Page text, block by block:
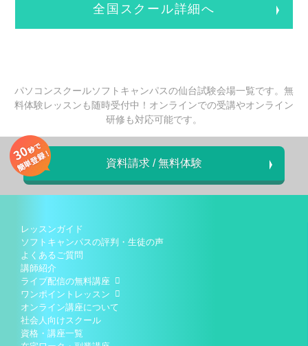
全国スクール詳細へ
パソコンスクールソフトキャンパスの仙台試験会場一覧です。無
料体験レッスンも随時受付中！オンラインでの受講やオンライン
研修も対応可能です。
資料請求 / 無料体験
レッスンガイド
ソフトキャンパスの評判・生徒の声
よくあるご質問
講師紹介
ライブ配信の無料講座
ワンポイントレッスン
オンライン講座について
社会人向けスクール
資格・講座一覧